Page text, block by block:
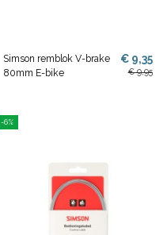
Simson remblok V-brake
80mm E-bike
€ 9,35
€ 9,95
-6%